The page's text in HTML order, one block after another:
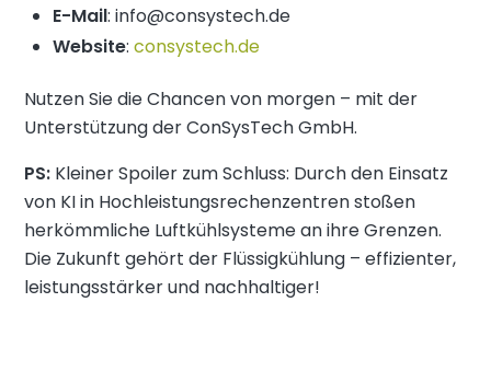
E-Mail: info@consystech.de
Website: consystech.de
Nutzen Sie die Chancen von morgen – mit der
Unterstützung der ConSysTech GmbH.
PS: Kleiner Spoiler zum Schluss: Durch den Einsatz
von KI in Hochleistungsrechenzentren stoßen
herkömmliche Luftkühlsysteme an ihre Grenzen.
Die Zukunft gehört der Flüssigkühlung – effizienter,
leistungsstärker und nachhaltiger!